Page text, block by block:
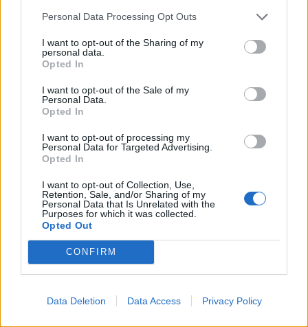
Personal Data Processing Opt Outs
I want to opt-out of the Sharing of my
personal data.
Opted In
I want to opt-out of the Sale of my
Personal Data.
Opted In
I want to opt-out of processing my
Personal Data for Targeted Advertising.
Opted In
I want to opt-out of Collection, Use,
Retention, Sale, and/or Sharing of my
Personal Data that Is Unrelated with the
Purposes for which it was collected.
Opted Out
CONFIRM
Data Deletion Data Access Privacy Policy
SHOWBIZ
Summer vibes για τη Δανάη Μπάρκα
σε καλοκαιρινό πάρτι
SHOWBIZ
Η Βάλια Χατζηθεοδώρου μαγνητίζει
πόζες στο νησί των ανέμων
Γιάννης Τσιμιτσέλης:Η συγκινητική
ανάρτηση για τα γενέθλια του
αδελφού του και ο δυνατός τους
δεσμός
Οι παικταράδες που δεν έγιναν ποτέ οι θρύλοι που